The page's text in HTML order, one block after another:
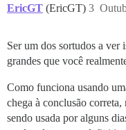
EricGT (EricGT) 3
Ser um dos sortudos a ver
grandes que você
Como funciona usando
chega à conclusão
sendo usada por alguns